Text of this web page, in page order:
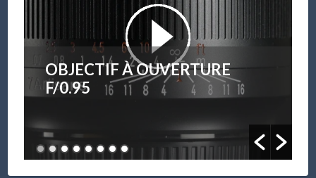
OBJECTIF À OUVERTURE
F/0.95